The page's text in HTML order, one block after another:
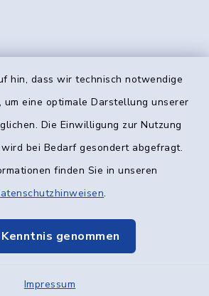
hin, dass wir technisch notwendige
um eine optimale Darstellung unserer
Die Einwilligung zur Nutzung
bei Bedarf gesondert abgefragt.
finden Sie in unseren
.
genommen
Impressum
Kontakt
Datenschutz
Kommunikation
Sitemap